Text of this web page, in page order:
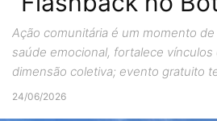
Ação comunitária é um momento
saúde emocional, fortalece vínculos
dimensão coletiva; evento gratuito
24/06/2026